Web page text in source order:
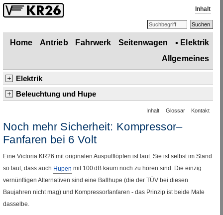
Inhalt
Home Antrieb Fahrwerk Seitenwagen ▪ Elektrik
Allgemeines
Elektrik
Übersicht Lichtmaschine
Extras Verkabelung
Beleuchtung und Hupe
–Soffitten Tagfahrleuchten
▪ Kompressor–Fanfaren (6V ) Seitliche Reflektoren
Inhalt Glossar Kontakt
Noch mehr Sicherheit: Kompressor–
Fanfaren bei 6 Volt
Eine Victoria KR26 mit originalen Auspufftöpfen ist laut. Sie ist selbst im Stand
so laut, dass auch Hupen mit 100dB kaum noch zu hören sind. Die einzig
vernünftigen Alternativen sind eine Ballhupe (die der TÜV bei diesen
Baujahren nicht mag) und Kompressorfanfaren - das Prinzip ist beide Male
dasselbe.